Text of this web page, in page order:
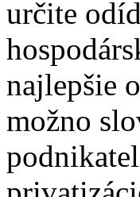
určite
najlepšie
možno